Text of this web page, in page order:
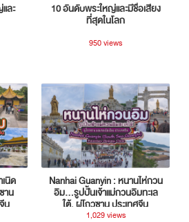
ละ
10 อันดับพระใหญ่และมีชื่อเสียง
ที่สุดในโลก
950 views
นิด
าน
น
Nanhai Guanyin : หนานไห่กวน
อิม...รูปปั้นเจ้าแม่กวนอิมทะเล
ใต้, ผู่โถวซาน ประเทศจีน
1,029 views